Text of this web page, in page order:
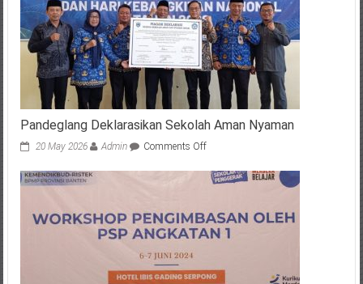
Pandeglang Deklarasikan Sekolah Aman Nyaman
20 May 2026 Admin Comments Offon
Deklarasikan
Nyaman